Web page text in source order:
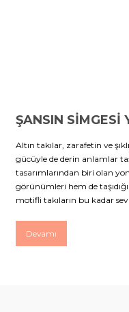
ŞANSIN SİMGESİ
Altın takılar, zarafetin ve
gücüyle de derin anlamlar
tasarımlarından biri olan
görünümleri hem de
motifli takıların bu kadar
Devamı